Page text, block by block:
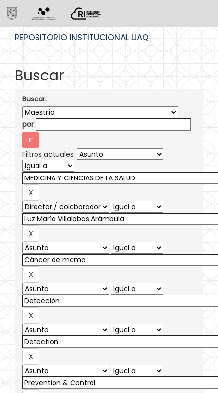
REPOSITORIO INSTITUCIONAL UAQ
Buscar
Buscar:
por
Filtros actuales: